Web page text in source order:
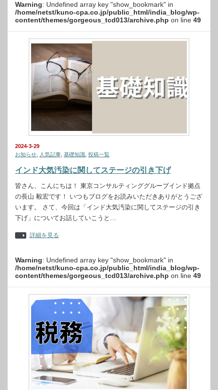
Warning: Undefined array key "show_bookmark" in
/home/netst/kuno-cpa.co.jp/public_html/india_blog/wp-
content/themes/gorgeous_tcd013/archive.php on line 49
2024-3-29
お知らせ
人気記事 基礎知識 投稿一覧
インド大気汚染に関してステージの引き下げ
皆さん、こんにちは！ 東京コンサルティンググループインド拠点
の長山 毅宏です！ いつもブログをお読みいただきありがとうござ
います。 さて、今回は「インド大気汚染に関してステージの引き
下げ」についてお話していこうと…
詳細を見る
Warning: Undefined array key "show_bookmark" in
/home/netst/kuno-cpa.co.jp/public_html/india_blog/wp-
content/themes/gorgeous_tcd013/archive.php on line 49